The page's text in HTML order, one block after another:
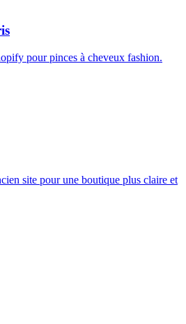
pour pinces à cheveux fashion.
site pour une boutique plus claire et